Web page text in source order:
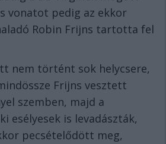
vonatot pedig az ekkor
Robin Frijns tartotta fel
nem történt sok helycsere,
Frijns vesztett
szemben, majd a
esélyesek is levadászták,
pecsételődött meg,